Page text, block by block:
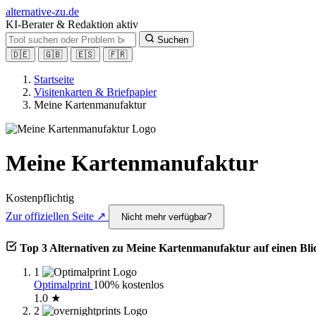
alternative-zu.de
KI-Berater & Redaktion aktiv
Suchen
🇩🇪
🇬🇧 🇪🇸 🇫🇷
Startseite
Visitenkarten & Briefpapier
Meine Kartenmanufaktur
Meine Kartenmanufaktur
Kostenpflichtig
Zur offiziellen Seite ↗
Nicht mehr verfügbar?
Top 3 Alternativen zu Meine Kartenmanufaktur auf einen
1
Optimalprint 100% kostenlos
1.0 ★
2